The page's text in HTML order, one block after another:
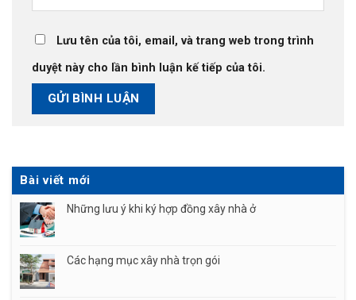
Lưu tên của tôi, email, và trang web trong trình
duyệt này cho lần bình luận kế tiếp của tôi.
Bài viết mới
Những lưu ý khi ký hợp đồng xây nhà ở
Các hạng mục xây nhà trọn gói